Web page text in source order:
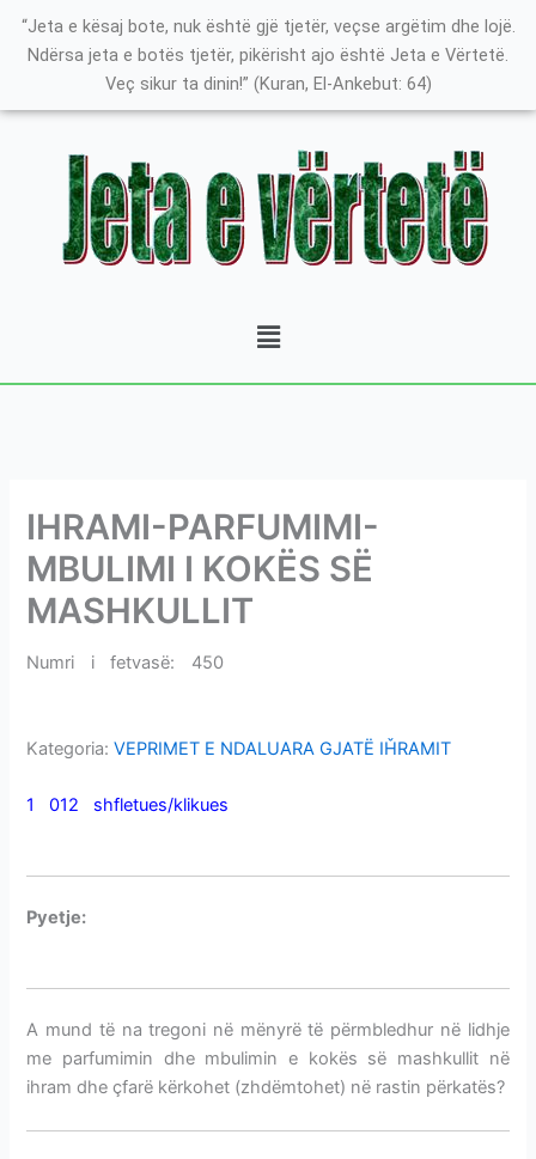
“Jeta e kësaj bote, nuk është gjë tjetër, veçse argëtim dhe lojë.
Ndërsa jeta e botës tjetër, pikërisht ajo është Jeta e Vërtetë.
Veç sikur ta dinin!” (Kuran, El-Ankebut: 64)
Menu
IHRAMI-PARFUMIMI-
MBULIMI I KOKËS SË
MASHKULLIT
Numri i fetvasë: 450
Kategoria:VEPRIMET E NDALUARA GJATË IȞRAMIT
1 012 shfletues/klikues
Pyetje:
A mund të na tregoni në mënyrë të përmbledhur në lidhje
me parfumimin dhe mbulimin e kokës së mashkullit në
ihram dhe çfarë kërkohet (zhdëmtohet) në rastin përkatës?
K
a
e
i
m
e
e